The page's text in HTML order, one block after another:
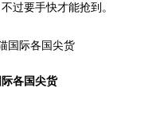
过要手快才能抢到。
各国尖货